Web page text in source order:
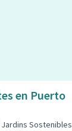
en Puerto
Jardins Sostenibles